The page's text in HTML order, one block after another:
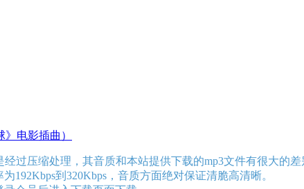
电影插曲）
过压缩处理，其音质和本站提供下载的mp3文件有很大的差
192Kbps到320Kbps，音质方面绝对保证清脆高清晰。